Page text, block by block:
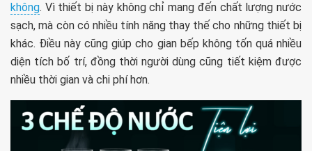
không. Vì thiết bị này không chỉ mang đến chất lượng nước
sạch, mà còn có nhiều tính năng thay thế cho những thiết bị
khác. Điều này cũng giúp cho gian bếp không tốn quá nhiều
diện tích bố trí, đồng thời người dùng cũng tiết kiệm được
nhiều thời gian và chi phí hơn.